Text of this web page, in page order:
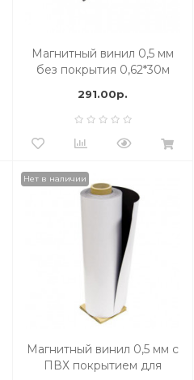
Магнитный винил 0,5 мм
без покрытия 0,62*30м
291.00р.
Нет в наличии
Магнитный винил 0,5 мм с
ПВХ покрытием для